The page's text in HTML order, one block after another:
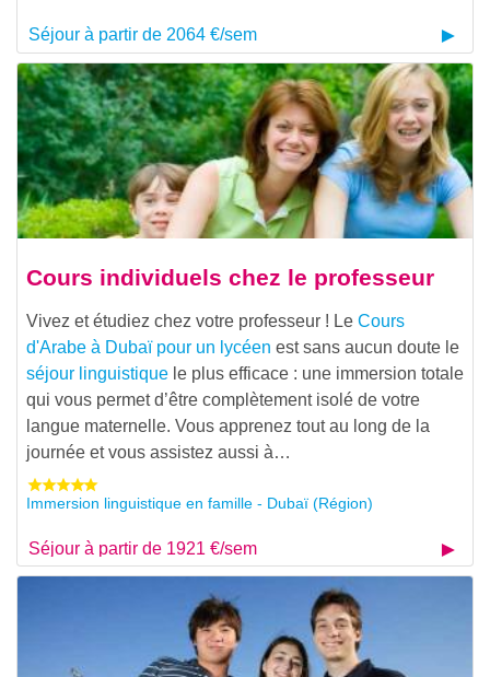
Séjour à partir de 2064 €/sem
Cours individuels chez le professeur
Vivez et étudiez chez votre professeur ! Le Cours
d'Arabe à Dubaï pour un lycéen est sans aucun doute le
séjour linguistique le plus efficace : une immersion totale
qui vous permet d’être complètement isolé de votre
langue maternelle. Vous apprenez tout au long de la
journée et vous assistez aussi à…
Immersion linguistique en famille - Dubaï (Région)
Séjour à partir de 1921 €/sem